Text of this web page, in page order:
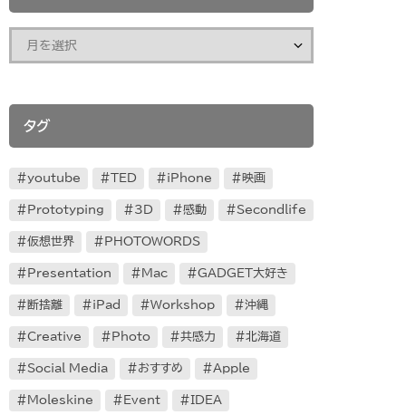
タグ
youtube TED iPhone 映画
Prototyping 3D 感動 Secondlife
仮想世界 PHOTOWORDS
Presentation Mac GADGET大好き
断捨離 iPad Workshop 沖縄
Creative Photo 共感力 北海道
Social Media おすすめ Apple
Moleskine Event IDEA